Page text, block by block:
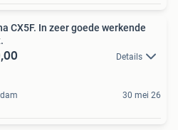
CX5F. In zeer goede werkende
Details
30 mei 26